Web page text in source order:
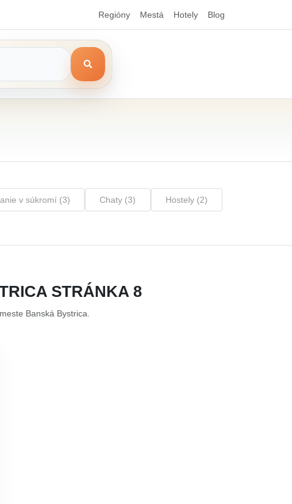
Regióny Mestá Hotely Blog
v súkromí (3) Chaty (3) Hostely (2)
STRÁNKA 8
Banská Bystrica.